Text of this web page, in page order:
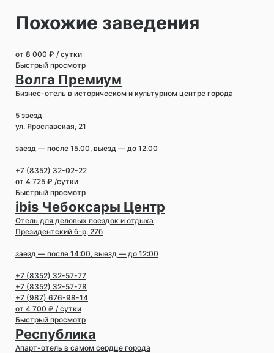
Похожие заведения
от 8 000 ₽ / сутки
Быстрый просмотр
Волга Премиум
Бизнес-отель в историческом и культурном центре города
5 звезд
ул. Ярославская, 21
заезд — после 15.00, выезд — до 12.00
+7 (8352) 32-02-22
от 4 725 ₽ /сутки
Быстрый просмотр
ibis Чебоксары Центр
Отель для деловых поездок и отдыха
Президентский б-р, 27б
заезд — после 14:00, выезд — до 12:00
+7 (8352) 32-57-77
+7 (8352) 32-57-78
+7 (987) 676-98-14
от 4 700 ₽ / сутки
Быстрый просмотр
Республика
Апарт-отель в самом сердце города